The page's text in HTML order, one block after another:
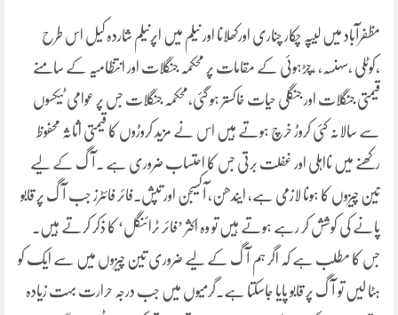
مظفرآباد میں لیپہ چکار چناری اورکھلانا اور نیلم میں اپرنیلم شاردہ کیل اس طرح
،کوٹلی ،سہنسہ، ،چڑہوئی کے مقامات پر محکمہ جنگلات اور انتظامیہ کے سامنے
قیمتی جنگلات اور جنگلی حیات خاکستر ہو گئی،محکمہ جنگلات جس پر عوامی ٹیکسوں
سے سالانہ کئی کروڑ خرچ ہوتے ہیں اس نے مزید کروڑوں کا قیمتی اثاثہ محفوظ
رکھنے میں نااہلی اور غفلت برتی جس کا احتساب ضروری ہے ۔آگ کے لیے
تین چیزوں کا ہونا لازمی ہے، ایندھن، آکسیجن اور تپش۔فائر فائٹرز جب آگ پر قابو
پانے کی کوشش کر رہے ہوتے ہیں تو وہ اکثر ’فائر ٹرائنگل‘ کا ذکر کرتے ہیں۔
جس کا مطلب ہے کہ اگر ہم آگ کے لیے ضروری تین چیزوں میں سے ایک کو
ہٹا لیں تو آگ پر قابو پایا جاسکتا ہے۔گرمیوں میں جب درجہ حرارت بہت زیادہ